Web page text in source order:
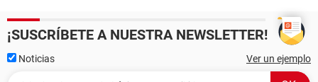
¡SUSCRÍBETE A NUESTRA NEWSLETTER!
Noticias Ver un ejemplo